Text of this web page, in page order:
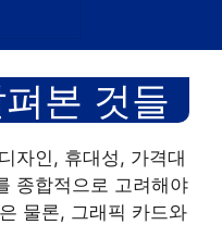
본 것들
자인, 휴대성, 가격대
종합적으로 고려해야
물론, 그래픽 카드와